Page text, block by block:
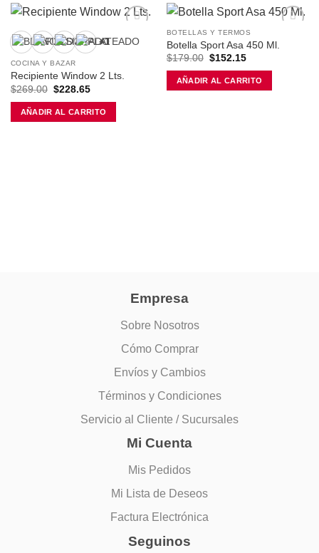
Añadir
+1
COCINA Y BAZAR
Recipiente Window 2 Lts.
$269.00 El
original
era:
$228.65El
actual
es:
AÑADIR AL CARRITO
BOTELLAS Y TERMOS
Botella Sport Asa 450 Ml.
$179.00 El
original
era:
$152.15El
actual
es:
AÑADIR AL CARRITO
Empresa
Sobre Nosotros
Cómo Comprar
Envíos y Cambios
Términos y Condiciones
Servicio al Cliente / Sucursales
Mi Cuenta
Mis Pedidos
Mi Lista de Deseos
Factura Electrónica
Seguinos